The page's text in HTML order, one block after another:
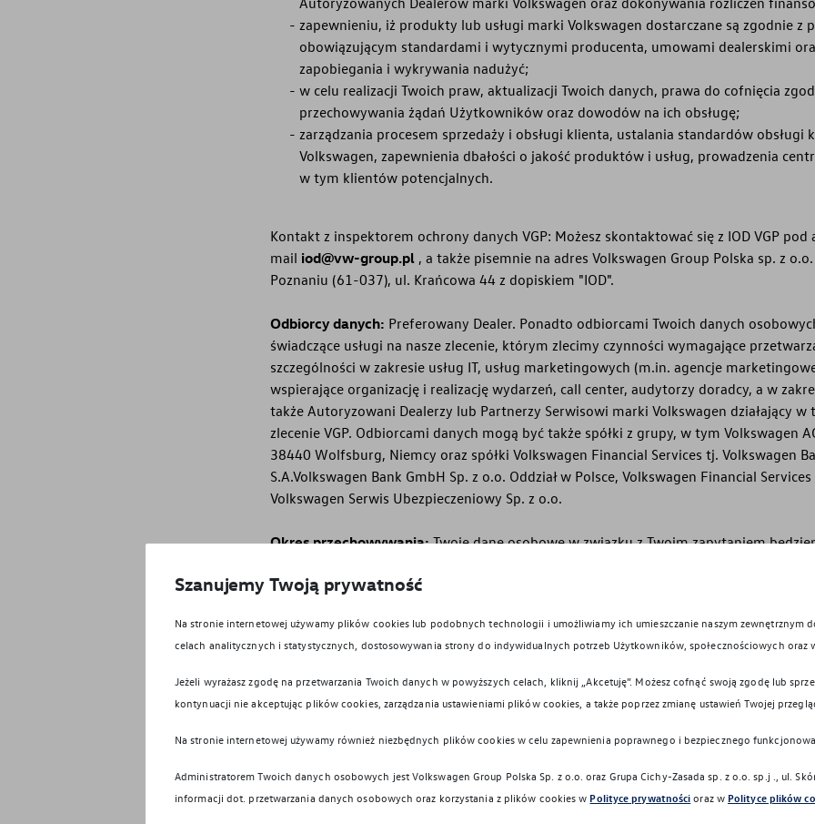
zapewnieniu, iż produkty lub usługi marki Volkswagen dostarczane są zgodnie z
obowiązującym standardami i wytycznymi producenta, umowami dealerskimi
zapobiegania i wykrywania nadużyć;
w celu realizacji Twoich praw, aktualizacji Twoich danych, prawa do cofnięcia
przechowywania żądań Użytkowników oraz dowodów na ich obsługę;
zarządzania procesem sprzedaży i obsługi klienta, ustalania standardów obsługi
Volkswagen, zapewnienia dbałości o jakość produktów i usług, prowadzenia
w tym klientów potencjalnych.
Kontakt z inspektorem ochrony danych VGP: Możesz skontaktować się z IOD VGP pod
mail iod@vw-group.pl , a także pisemnie na adres Volkswagen Group Polska sp. z
Poznaniu (61-037), ul. Krańcowa 44 z dopiskiem "IOD".
Odbiorcy danych: Preferowany Dealer. Ponadto odbiorcami Twoich danych
świadczące usługi na nasze zlecenie, którym zlecimy czynności wymagające
szczególności w zakresie usług IT, usług marketingowych (m.in. agencje
wspierające organizację i realizację wydarzeń, call center, audytorzy doradcy, a w
także Autoryzowani Dealerzy lub Partnerzy Serwisowi marki Volkswagen działający w
zlecenie VGP. Odbiorcami danych mogą być także spółki z grupy, w tym Volkswagen
38440 Wolfsburg, Niemcy oraz spółki Volkswagen Financial Services tj. Volkswagen
S.A.Volkswagen Bank GmbH Sp. z o.o. Oddział w Polsce, Volkswagen Financial
Volkswagen Serwis Ubezpieczeniowy Sp. z o.o.
Okres przechowywania:Twoje dane osobowe w związku z Twoim zapytaniem
testowej bądź wcześniej jeśli cofniesz zgodę; w przypadku reklamacji – przez czas
celach marketingowych przez okres w jakim te cele wynikające ze zgody pozostają
5 lat od momentu wyrażenia zgody, a jeśli cofniesz zgodę to do momentu cofnięcia
do pozostałych celów opartych na naszym uzasadnionym interesie przez okres
czasu wniesienia przez Ciebie sprzeciwu, w każdym przypadku nie dłużej niż 3 lata,
konieczne do ustalenia, obrony lub dochodzenia roszczeń (np. do chwili przedawnienia
Pouczenie o prawach: masz prawo dostępu do treści swoich danych oraz prawo ich
Szanujemy Twoją prywatność
Na stronie internetowej używamy plików cookies lub podobnych technologii i umożliwiamy ich umieszczanie naszym zewnętrznym
celach analitycznych i statystycznych, dostosowywania strony do indywidualnych potrzeb Użytkowników, społecznościowych oraz
Jeżeli wyrażasz zgodę na przetwarzania Twoich danych w powyższych celach, kliknij „Akcetuję”. Możesz cofnąć swoją zgodę lub
kontynuacji nie akceptując plików cookies, zarządzania ustawieniami plików cookies, a także poprzez zmianę ustawień Twojej
Na stronie internetowej używamy również niezbędnych plików cookies w celu zapewnienia poprawnego i bezpiecznego
Administratorem Twoich danych osobowych jest Volkswagen Group Polska Sp. z o.o. oraz Grupa Cichy-Zasada sp. z o.o. sp.j ., ul.
informacji dot. przetwarzania danych osobowych oraz korzystania z plików cookies w Polityce prywatności oraz w Polityce plików